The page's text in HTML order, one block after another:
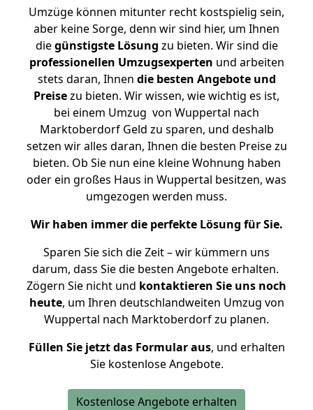
Umzüge können mitunter recht kostspielig sein,
aber keine Sorge, denn wir sind hier, um Ihnen
diegünstigste Lösung zu bieten. Wir sind die
professionellen Umzugsexperten und arbeiten
stets daran, Ihnen die besten Angebote und
Preisezu bieten. Wir wissen, wie wichtig es ist,
bei einem Umzug von Wuppertal nach
Marktoberdorf Geld zu sparen, und deshalb
setzen wir alles daran, Ihnen die besten Preise zu
bieten. Ob Sie nun eine kleine Wohnung haben
oder ein großes Haus in Wuppertal besitzen, was
umgezogen werden muss.
Wir haben immer die perfekte Lösung für Sie.
Sparen Sie sich die Zeit – wir kümmern uns
darum, dass Sie die besten Angebote erhalten.
Zögern Sie nicht und kontaktieren Sie uns noch
heute, um Ihren deutschlandweiten Umzug von
Wuppertal nach Marktoberdorf zu planen.
Füllen Sie jetzt das Formular aus, und erhalten
Sie kostenlose Angebote.
Kostenlose Angebote erhalten